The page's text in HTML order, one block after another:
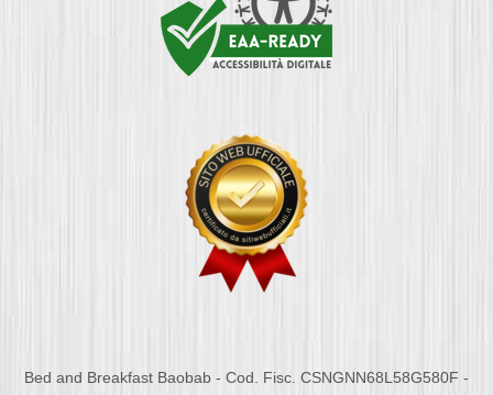
Bed and Breakfast Baobab - Cod. Fisc. CSNGNN68L58G580F -